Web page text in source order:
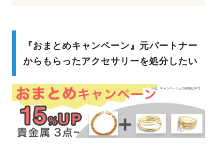
『おまとめキャンペーン』元パートナー
からもらったアクセサリーを処分したい